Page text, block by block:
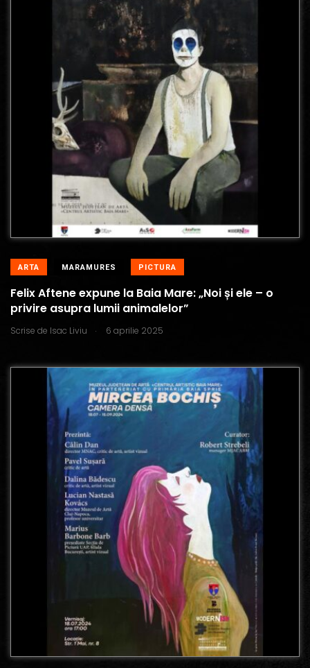
ARTA MARAMURES PICTURA
Felix Aftene expune la Baia Mare: „Noi și ele – o
privire asupra lumii animalelor”
Scrise de Isac Liviu . 6 aprilie 2025